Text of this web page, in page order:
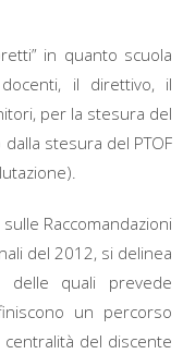
in quanto scuola
il direttivo, il
per la stesura del
stesura del PTOF
Raccomandazioni
del 2012, si delinea
delle quali prevede
un percorso
del discente